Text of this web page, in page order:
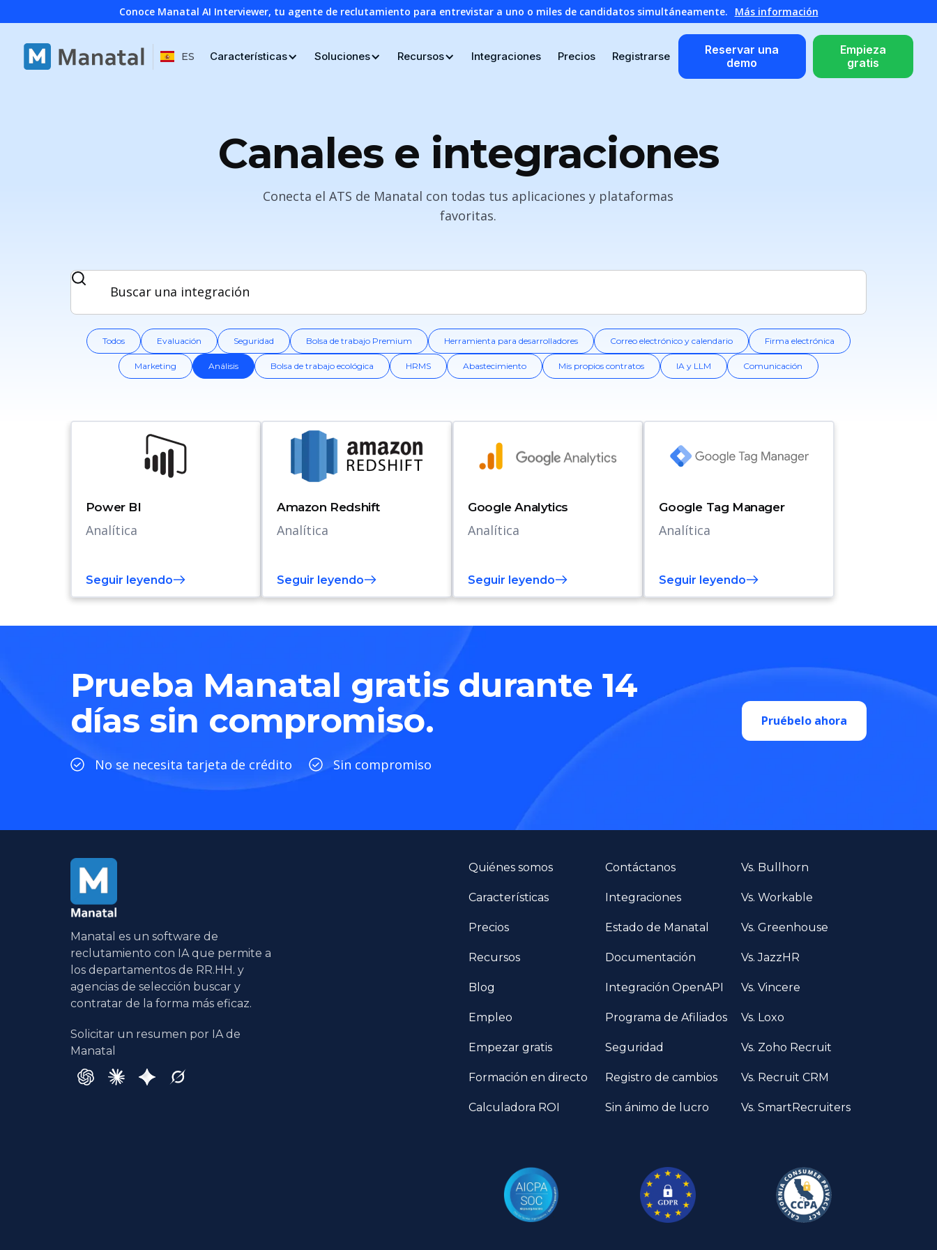
Conoce Manatal AI Interviewer, tu agente de reclutamiento para entrevistar a uno o miles de candidatos simultáneamente. Más información
ES Características Soluciones Recursos Integraciones Precios Registrarse
Reservar una
demo
Empieza
gratis
Canales e integraciones
Conecta el ATS de Manatal con todas tus aplicaciones y plataformas
favoritas.
Todos Evaluación Seguridad Bolsa de trabajo Premium Herramienta para desarrolladores Correo electrónico y calendario Firma electrónica
Marketing Análisis Bolsa de trabajo ecológica HRMS Abastecimiento Mis propios contratos IA y LLM Comunicación
Power BI
Analítica
Seguir leyendo
Amazon Redshift
Analítica
Seguir leyendo
Google Analytics
Analítica
Seguir leyendo
Google Tag Manager
Analítica
Seguir leyendo
Prueba Manatal gratis durante 14
días sin compromiso.
No se necesita tarjeta de crédito Sin compromiso
Pruébelo ahora
Manatal es un software de
reclutamiento con IA que permite a
los departamentos de RR.HH. y
agencias de selección buscar y
contratar de la forma más eficaz.
Solicitar un resumen por IA de
Manatal
Quiénes somos
Características
Precios
Recursos
Blog
Empleo
Empezar gratis
Formación en directo
Calculadora ROI
Contáctanos
Integraciones
Estado de Manatal
Documentación
Integración OpenAPI
Programa de Afiliados
Seguridad
Registro de cambios
Sin ánimo de lucro
Vs. Bullhorn
Vs. Workable
Vs. Greenhouse
Vs. JazzHR
Vs. Vincere
Vs. Loxo
Vs. Zoho Recruit
Vs. Recruit CRM
Vs. SmartRecruiters